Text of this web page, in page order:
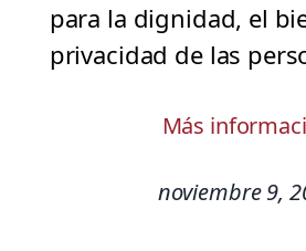
para la dignidad, el
privacidad de las
Más
noviembre 9,